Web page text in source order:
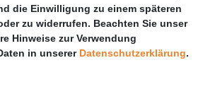
die Einwilligung zu einem späteren
zu widerrufen. Beachten Sie unser
Hinweise zur Verwendung
in unserer Daten­schutz­erklärung.